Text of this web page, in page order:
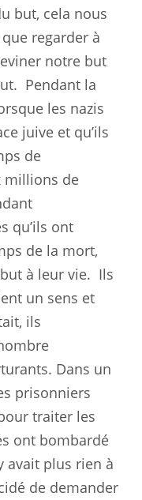
but, cela nous
regarder à
notre but
Pendant la
les nazis
juive et qu’ils
de
millions de
qu’ils ont
de la mort,
à leur vie. Ils
un sens et
ils
Dans un
prisonniers
traiter les
ont bombardé
avait plus rien à
de demander